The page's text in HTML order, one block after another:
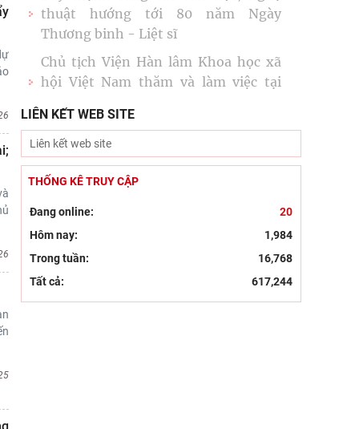
chính quốc gia Lào ký Thỏa
Hội thảo khoa học quốc tế: “Nền
kinh tế độc lập, tự chủ: Sáng kiến của
Cộng hòa Dân chủ Nhân dân
Đổi mới công tác kiểm tra, giám sát
tại Chi bộ Viện Nhà nước và Pháp
luật: Gắn siết chặt kỷ cương
Đẩy mạnh sáng tác văn học, nghệ
Thương binh - Liệt sĩ
Chủ tịch Viện Hàn lâm Khoa học xã
hội Việt Nam thăm và làm việc tại
Viện Khoa học Kinh tế và Xã hội
LIÊN KẾT WEB SITE
THỐNG KÊ TRUY CẬP
Đang online:
20
Hôm nay:
1,984
Trong tuần:
16,768
Tất cả:
617,244